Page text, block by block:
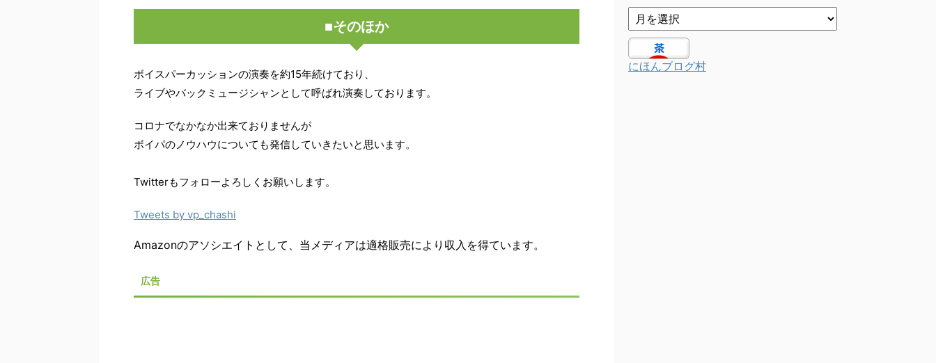
■そのほか
ボイスパーカッションの演奏を約15年続けており、
ライブやバックミュージシャンとして呼ばれ演奏しております。
コロナでなかなか出来ておりませんが
ボイパのノウハウについても発信していきたいと思います。
Twitterもフォローよろしくお願いします。
Tweets by vp_chashi
Amazonのアソシエイトとして、当メディアは適格販売により収入を得ています。
広告
にほんブログ村